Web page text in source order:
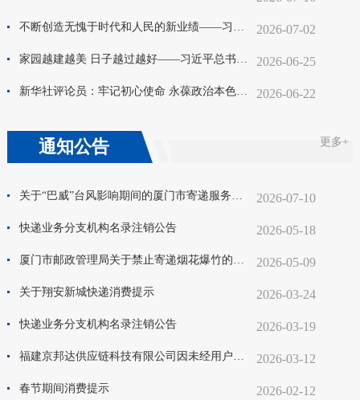
不断创造无愧于时代和人民的新业绩——习近平总书记在庆祝中国共产党成立105周年大会上的重要讲话鼓舞全党全军全国各族人民坚定信心接续奋斗 2026-07-02
家园越建越美 日子越过越好——习近平总书记在山东德州考察时的重要讲话激励广大干部群众真抓实干向未来 2026-06-25
新华社评论员：牢记初心使命 永葆政治本色——四论学习贯彻习近平党建思想 2026-06-22
通知公告 更多+
关于“巴威”台风影响期间的厦门市寄递服务消费提示 2026-07-10
快递业务分支机构名录注销公告 2026-05-18
厦门市邮政管理局关于禁止寄递烟花爆竹的倡议书 2026-05-09
关于翔安新城快递消费提示 2026-03-24
快递业务分支机构名录注销公告 2026-03-19
福建京邦达供应链科技有限公司因未经用户同意擅自使用智能快件箱、快递服务员站投递快件被处以罚款人民币贰仟伍佰元整 2026-03-12
春节期间消费提示 2026-02-12